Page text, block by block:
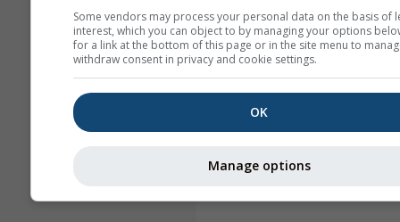
Some vendors may process your personal data on the basis of
interest, which you can object to by managing your options
for a link at the bottom of this page or in the site menu to
withdraw consent in privacy and cookie settings.
OK
Manage options